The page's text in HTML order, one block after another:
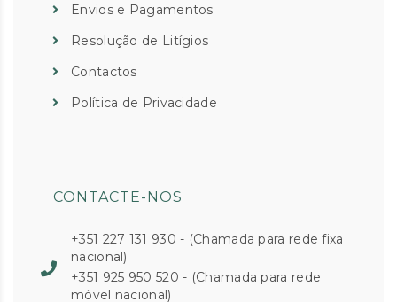
Envios e Pagamentos
Resolução de Litígios
Contactos
Política de Privacidade
CONTACTE-NOS
+351 227 131 930 - (Chamada para rede fixa
nacional)
+351 925 950 520 - (Chamada para rede
móvel nacional)